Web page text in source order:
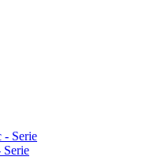
- Serie
Serie